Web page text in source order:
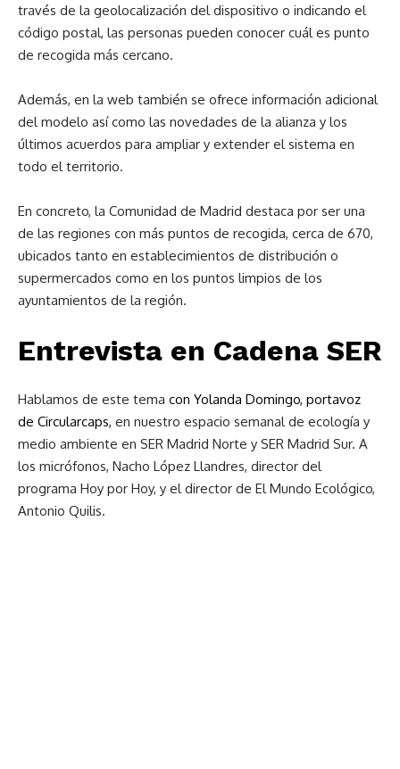
través de la geolocalización del dispositivo o indicando el
código postal, las personas pueden conocer cuál es punto
de recogida más cercano.
Además, en la web también se ofrece información adicional
del modelo así como las novedades de la alianza y los
últimos acuerdos para ampliar y extender el sistema en
todo el territorio.
En concreto, la Comunidad de Madrid destaca por ser una
de las regiones con más puntos de recogida, cerca de 670,
ubicados tanto en establecimientos de distribución o
supermercados como en los puntos limpios de los
ayuntamientos de la región.
Entrevista en Cadena SER
Hablamos de este tema con Yolanda Domingo, portavoz
de Circularcaps, en nuestro espacio semanal de ecología y
medio ambiente en SER Madrid Norte y SER Madrid Sur. A
los micrófonos, Nacho López Llandres, director del
programa Hoy por Hoy, y el director de El Mundo Ecológico,
Antonio Quilis.